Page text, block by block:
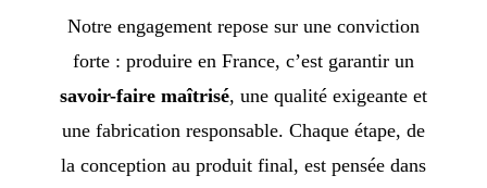
Notre engagement repose sur une conviction
forte : produire en France, c’est garantir un
savoir-faire maîtrisé, une qualité exigeante et
une fabrication responsable. Chaque étape, de
la conception au produit final, est pensée dans